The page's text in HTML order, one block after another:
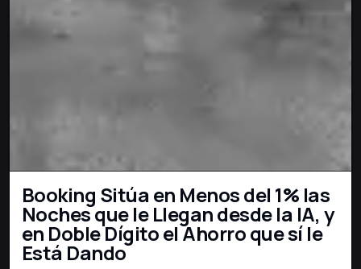
Booking Sitúa en Menos del 1% las
Noches que le Llegan desde la IA, y
en Doble Dígito el Ahorro que sí le
Está Dando